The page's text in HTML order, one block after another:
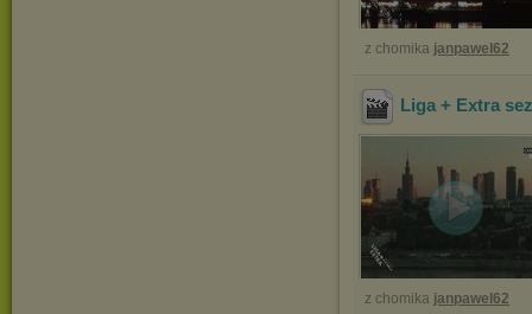
z chomika janpawel62
Liga + Extra
z chomika janpawel62